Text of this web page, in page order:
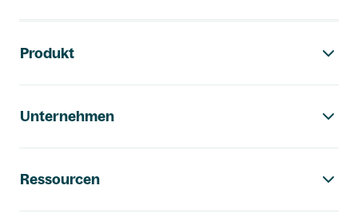
Produkt
Unternehmen
Ressourcen